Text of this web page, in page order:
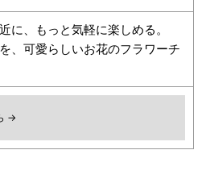
に、もっと気軽に楽しめる。
、可愛らしいお花のフラワーチ
→